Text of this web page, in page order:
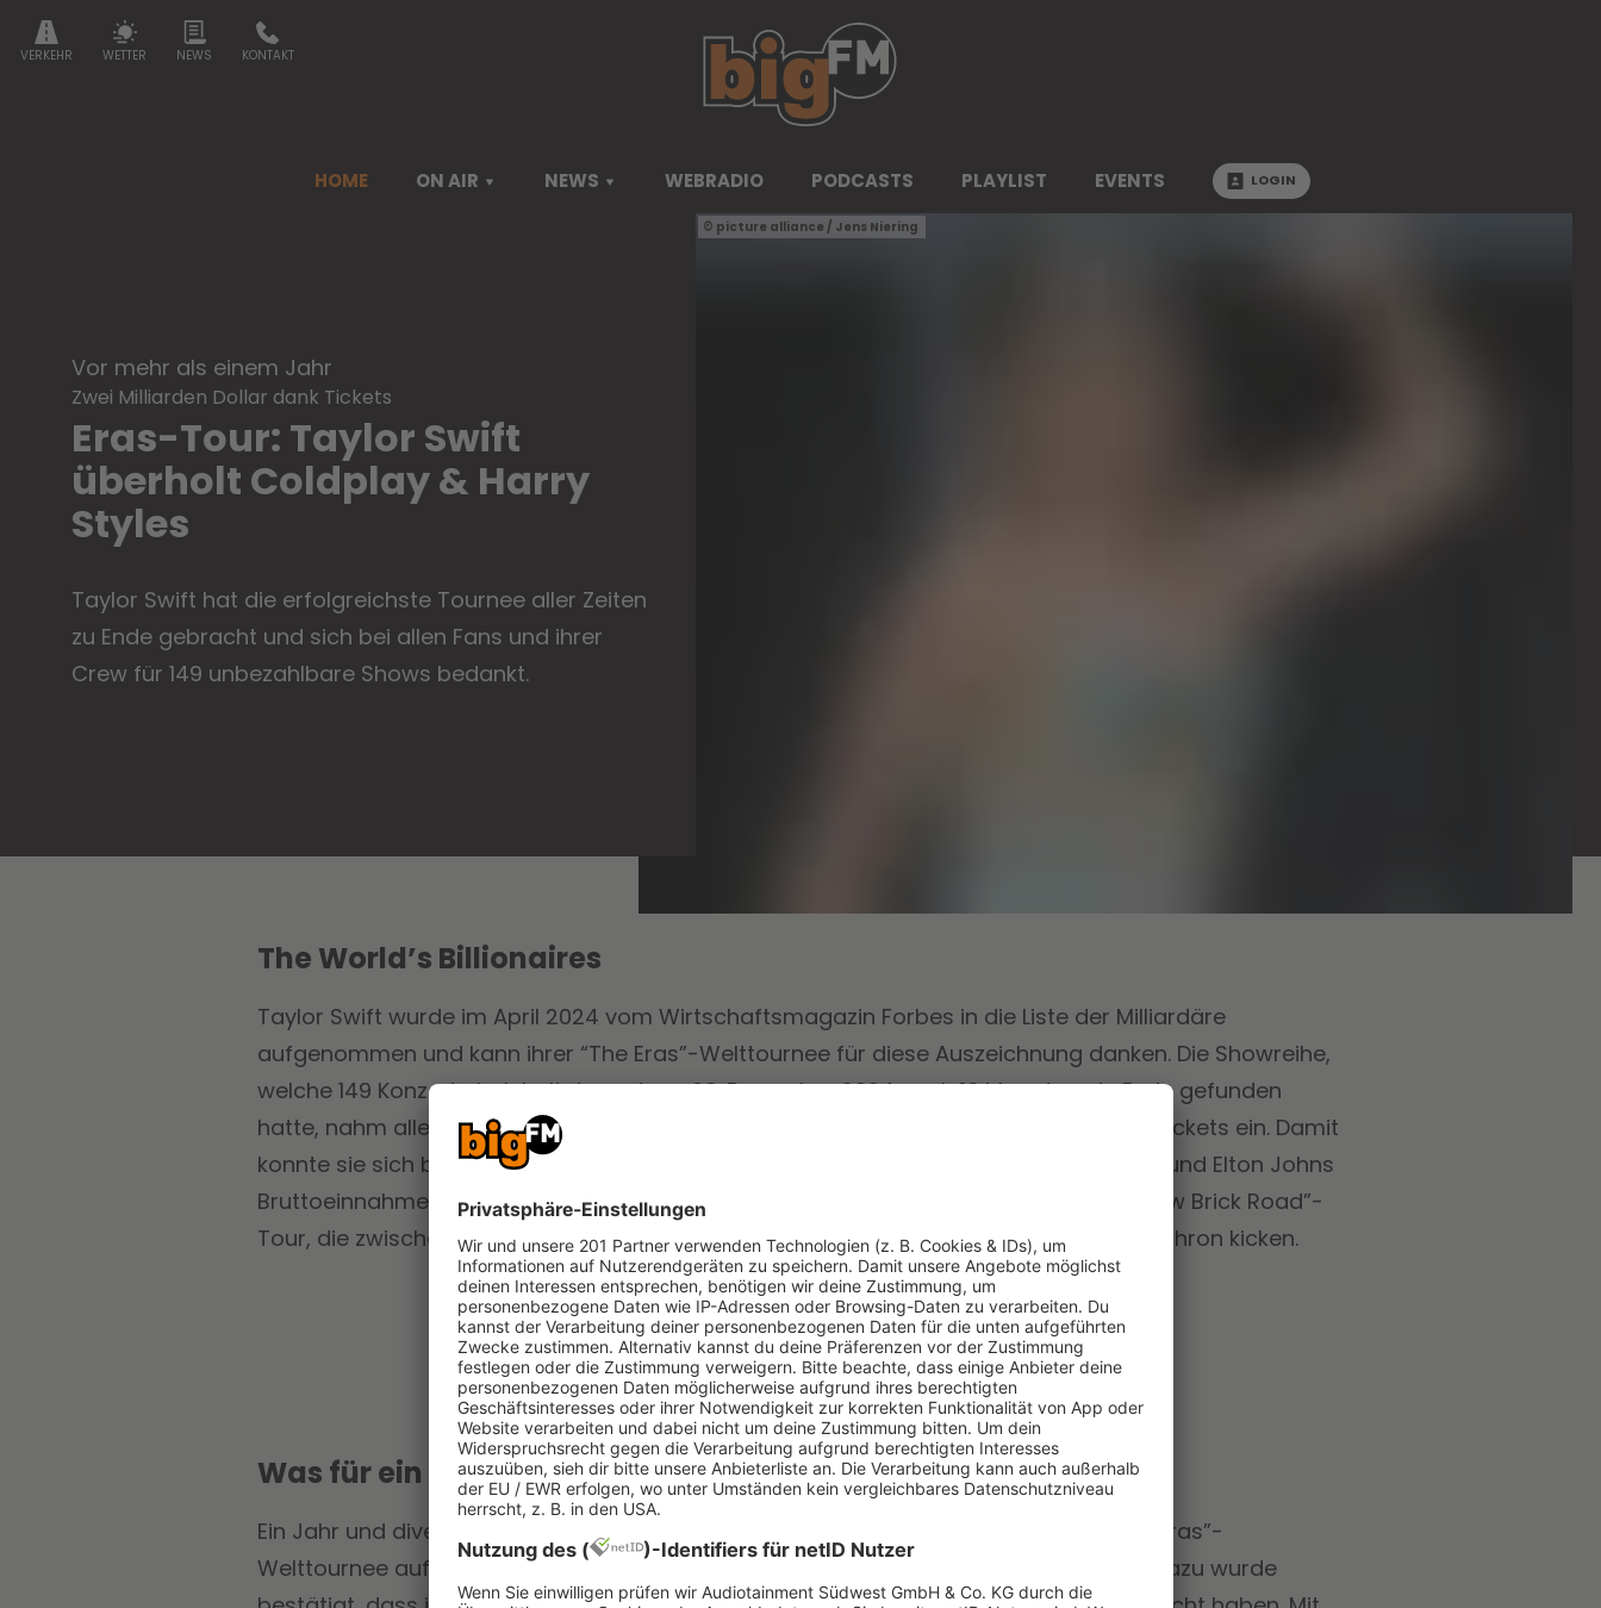
VERKEHR WETTER NEWS KONTAKT
HOME ON AIR NEWS WEBRADIO PODCASTS PLAYLIST EVENTS LOGIN
picture alliance / Jens Niering
vor mehr als einem Jahr
Zwei Milliarden Dollar dank Tickets
Eras-Tour: Taylor Swift
überholt Coldplay & Harry
Styles
Taylor Swift hat die erfolgreichste Tournee aller Zeiten
zu Ende gebracht und sich bei allen Fans und ihrer
Crew für 149 unbezahlbare Shows bedankt.
The World’s Billionaires
Taylor Swift wurde im April 2024 vom Wirtschaftsmagazin Forbes in die Liste der Milliardäre
aufgenommen und kann ihrer “The Eras”-Welttournee für diese Auszeichnung danken. Die Showreihe,
welche 149 Konzerte beinhaltete und am 08. Dezember 2024 nach 18 Monaten ein Ende gefunden
hatte, nahm allein in Nordamerika über eine Milliarde US-Dollar mit dem Verkauf von Tickets ein. Damit
konnte sie sich bereits einen neuen Eintrag im
sichern und Elton Johns
Bruttoeinnahmen von 861 Millionen Euro [939 Millionen Dollar] mit seiner “Farewell Yellow Brick Road”-
Tour, die zwischen 2013 und 2018 stattgefunden hat und 328 Shows beinhaltete, vom Thron kicken.
Was für ein Erfolg
Ein Jahr und diverse Shows später stand Taylor ein letztes Mal im Rahmen ihrer “The Eras”-
Welttournee auf der Bühne und bedankte sich abschließend bei allen Fans. Passend dazu wurde